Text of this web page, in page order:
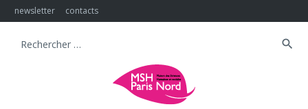
Skip
to
newsletter contacts
Search
search